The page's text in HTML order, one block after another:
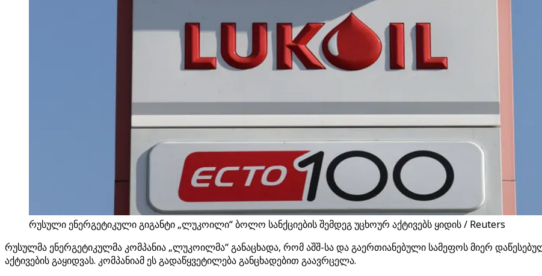
რუსული ენერგეტიკული გიგანტი „ლუკოილი“ ბოლო სანქციების შემდეგ უცხოურ აქტივებს ყიდის / Reuters
რუსულმა ენერგეტიკულმა კომპანია „ლუკოილმა“ განაცხადა, რომ აშშ-სა და გაერთიანებული სამეფოს მიერ
აქტივების გაყიდვას. კომპანიამ ეს გადაწყვეტილება განცხადებით გაავრცელა.